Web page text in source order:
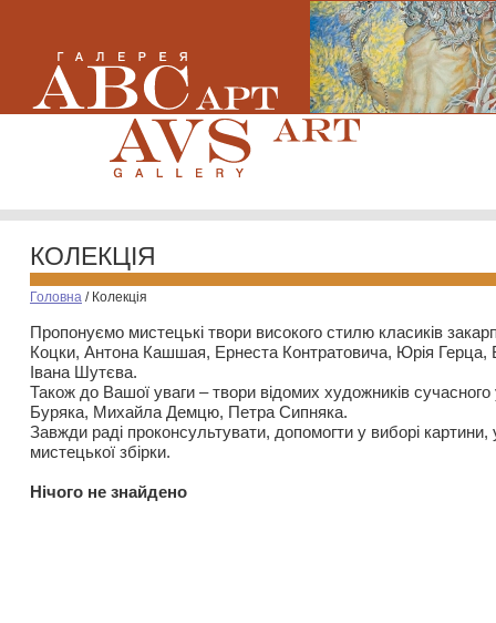
КОЛЕКЦІЯ
Головна / Колекція
Пропонуємо мистецькі твори високого стилю класиків
Коцки, Антона Кашшая, Ернеста Контратовича, Юрія
Івана Шутєва.
Також до Вашої уваги – твори відомих художників
Буряка, Михайла Демцю, Петра Сипняка.
Завжди раді проконсультувати, допомогти у виборі картини,
мистецької збірки.
Нiчого не знайдено